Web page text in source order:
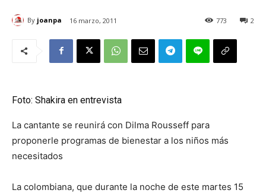
By joanpa 16 marzo, 2011 2
773
Foto: Shakira en entrevista
La cantante se reunirá con Dilma Rousseff para
proponerle programas de bienestar a los niños más
necesitados
La colombiana, que durante la noche de este martes 15